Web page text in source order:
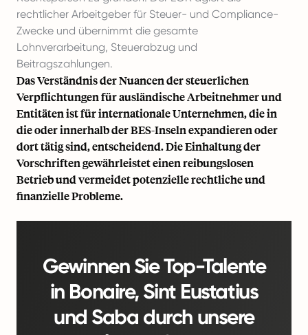
rechtlicher Arbeitgeber für Steuer- und Compliance-
Zwecke und übernimmt die gesamte
Lohnverarbeitung, Steuerabzug und
Beitragszahlungen.
Das Verständnis der Nuancen der steuerlichen
Verpflichtungen für ausländische Arbeitnehmer und
Entitäten ist für internationale Unternehmen, die in
die oder innerhalb der BES-Inseln expandieren oder
dort tätig sind, entscheidend. Die Einhaltung der
Vorschriften gewährleistet einen reibungslosen
Betrieb und vermeidet potenzielle rechtliche und
finanzielle Probleme.
Gewinnen Sie Top-Talente
in Bonaire, Sint Eustatius
und Saba durch unsere